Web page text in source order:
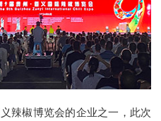
辣椒博览会的企业之一，此次